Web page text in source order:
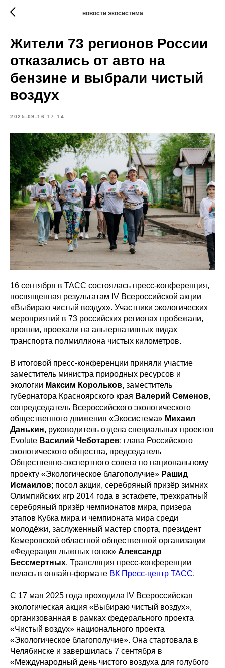
новости экосистема
Жители 73 регионов России
отказались от авто на
бензине и выбрали чистый
воздух
2025-09-16 17:14
16 сентября в ТАСС состоялась пресс-конференция,
посвященная результатам IV Всероссийской акции
«Выбираю чистый воздух». Участники экологических
мероприятий в 73 российских регионах пробежали,
прошли, проехали на альтернативных видах
транспорта полмиллиона чистых километров.
В итоговой пресс-конференции приняли участие
заместитель министра природных ресурсов и
экологии Максим Корольков, заместитель
губернатора Красноярского края Валерий Семенов,
сопредседатель Всероссийского экологического
общественного движения «Экосистема» Михаил
Данькин, руководитель отдела специальных проектов
Evolute Василий Чеботарев; глава Российского
экологического общества, председатель
Общественно-экспертного совета по национальному
проекту «Экологическое благополучие» Рашид
Исмаилов; посол акции, серебряный призёр зимних
Олимпийских игр 2014 года в эстафете, трехкратный
серебряный призёр чемпионатов мира, призера
этапов Кубка мира и чемпионата мира среди
молодёжи, заслуженный мастер спорта, президент
Кемеровской областной общественной организации
«Федерация лыжных гонок» Александр
Бессмертных. Трансляция пресс-конференции
велась в онлайн-формате ВК Пресс-центр ТАСС.
С 17 мая 2025 года проходила IV Всероссийская
экологическая акция «Выбираю чистый воздух»,
организованная в рамках федерального проекта
«Чистый воздух» национального проекта
«Экологическое благополучие». Она стартовала в
Челябинске и завершилась 7 сентября в
«Международный день чистого воздуха для голубого